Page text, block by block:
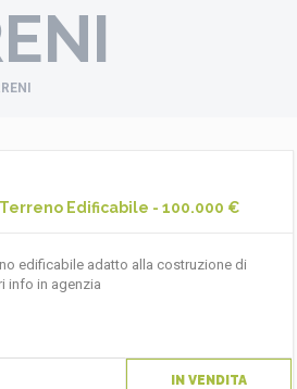
Edificabile - 100.000 €
edificabile adatto alla costruzione di
info in agenzia
IN VENDITA